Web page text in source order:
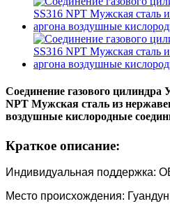
Соединение газового цилиндра
NPT Мужская сталь из
воздушные кислородные
Краткое описание:
Индивидуальная поддержка:
Место происхождения: